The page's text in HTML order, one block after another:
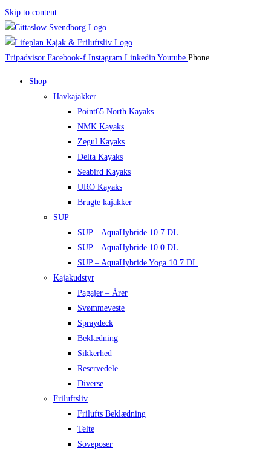
Skip to content
Tripadvisor Facebook-f Instagram Linkedin Youtube Phone
Shop
Havkajakker
Point65 North Kayaks
NMK Kayaks
Zegul Kayaks
Delta Kayaks
Seabird Kayaks
URO Kayaks
Brugte kajakker
SUP
SUP – AquaHybride 10.7 DL
SUP – AquaHybride 10.0 DL
SUP – AquaHybride Yoga 10.7 DL
Kajakudstyr
Pagajer – Årer
Svømmeveste
Spraydeck
Beklædning
Sikkerhed
Reservedele
Diverse
Friluftsliv
Frilufts Beklædning
Telte
Soveposer